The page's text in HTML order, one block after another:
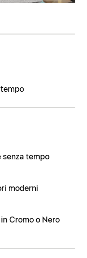
tempo
senza tempo
moderni
Cromo o Nero